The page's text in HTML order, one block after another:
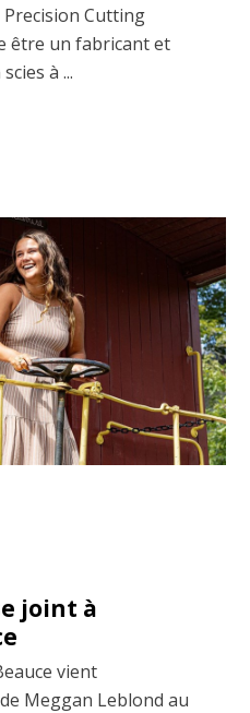
Precision Cutting
être un fabricant et
à ...
joint à
vient
Meggan Leblond au